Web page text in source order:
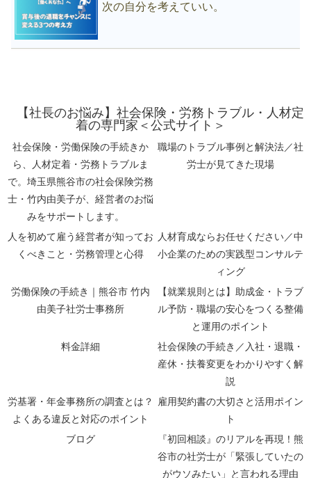
次の自分を考えていい。
【社長のお悩み】社会保険・労務トラブル・人材定
着の専門家＜公式サイト＞
社会保険・労働保険の手続きか
ら、人材定着・労務トラブルま
で。埼玉県熊谷市の社会保険労務
士・竹内由美子が、経営者のお悩
みをサポートします。
職場のトラブル事例と解決法／社
労士が見てきた現場
人を初めて雇う経営者が知ってお
くべきこと・労務管理と心得
人材育成ならお任せください／中
小企業のための実践型コンサルテ
ィング
労働保険の手続き｜熊谷市 竹内
由美子社労士事務所
【就業規則とは】助成金・トラブ
ル予防・職場の安心をつくる整備
と運用のポイント
料金詳細
社会保険の手続き／入社・退職・
産休・扶養変更をわかりやすく解
説
労基署・年金事務所の調査とは？
よくある違反と対応のポイント
雇用契約書の大切さと活用ポイン
ト
ブログ
『初回相談』のリアルを再現！熊
谷市の社労士が「緊張していたの
がウソみたい」と言われる理由